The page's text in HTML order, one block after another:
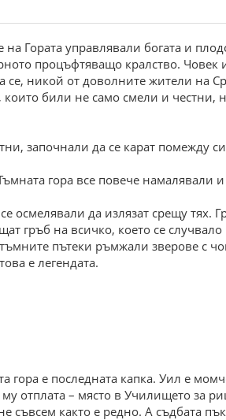
Гората управлявали богата и
процъфтяващо кралство.
никой от доволните жители на
били не само смели и честни,
започнали да се карат помежду
гора все повече намалявали
осмелявали да излязат срещу тях.
гръб на всичко, което се случвало
пътеки ръмжали зверове с
е легендата.
е последната капка. Уил е
отплата – място в Училището за
съвсем както е редно. А съдбата